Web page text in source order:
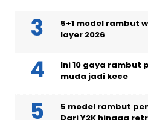
5+1 model rambut
layer 2026
Ini 10 gaya rambut
muda jadi kece
5 model rambut